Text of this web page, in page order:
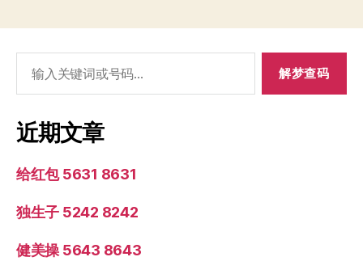
索：
近期文章
给红包 5631 8631
独生子 5242 8242
健美操 5643 8643